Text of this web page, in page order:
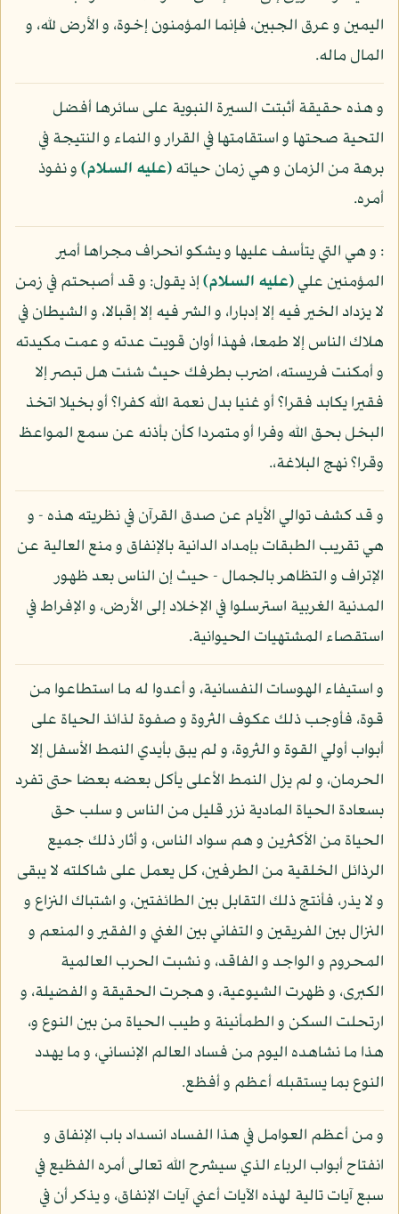
اليمين و عرق الجبين، فإنما المؤمنون إخوة، و الأرض لله، و
المال ماله.
و هذه حقيقة أثبتت السيرة النبوية على سائرها أفضل
التحية صحتها و استقامتها في القرار و النماء و النتيجة في
برهة من الزمان و هي زمان حياته(عليه السلام)و نفوذ
أمره.
: و هي التي يتأسف عليها و يشكو انحراف مجراها أمير
المؤمنين علي(عليه السلام)إذ يقول: و قد أصبحتم في زمن
لا يزداد الخير فيه إلا إدبارا، و الشر فيه إلا إقبالا، و الشيطان في
هلاك الناس إلا طمعا، فهذا أوان قويت عدته و عمت مكيدته
و أمكنت فريسته، اضرب بطرفك حيث شئت هل تبصر إلا
فقيرا يكابد فقرا؟ أو غنيا بدل نعمة الله كفرا؟ أو بخيلا اتخذ
البخل بحق الله وفرا أو متمردا كأن بأذنه عن سمع المواعظ
وقرا؟ نهج البلاغة،.
و قد كشف توالي الأيام عن صدق القرآن في نظريته هذه - و
هي تقريب الطبقات بإمداد الدانية بالإنفاق و منع العالية عن
الإتراف و التظاهر بالجمال - حيث إن الناس بعد ظهور
المدنية الغربية استرسلوا في الإخلاد إلى الأرض، و الإفراط في
استقصاء المشتهيات الحيوانية.
و استيفاء الهوسات النفسانية، و أعدوا له ما استطاعوا من
قوة، فأوجب ذلك عكوف الثروة و صفوة لذائذ الحياة على
أبواب أولي القوة و الثروة، و لم يبق بأيدي النمط الأسفل إلا
الحرمان، و لم يزل النمط الأعلى يأكل بعضه بعضا حتى تفرد
بسعادة الحياة المادية نزر قليل من الناس و سلب حق
الحياة من الأكثرين و هم سواد الناس، و أثار ذلك جميع
الرذائل الخلقية من الطرفين، كل يعمل على شاكلته لا يبقى
و لا يذر، فأنتج ذلك التقابل بين الطائفتين، و اشتباك النزاع و
النزال بين الفريقين و التفاني بين الغني و الفقير و المنعم و
المحروم و الواجد و الفاقد، و نشبت الحرب العالمية
الكبرى، و ظهرت الشيوعية، و هجرت الحقيقة و الفضيلة، و
ارتحلت السكن و الطمأنينة و طيب الحياة من بين النوع و،
هذا ما نشاهده اليوم من فساد العالم الإنساني، و ما يهدد
النوع بما يستقبله أعظم و أفظع.
و من أعظم العوامل في هذا الفساد انسداد باب الإنفاق و
انفتاح أبواب الرباء الذي سيشرح الله تعالى أمره الفظيع في
سبع آيات تالية لهذه الآيات أعني آيات الإنفاق، و يذكر أن في